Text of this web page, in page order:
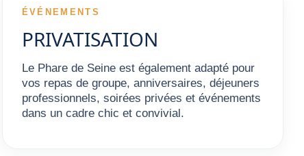
ÉVÉNEMENTS
PRIVATISATION
Le Phare de Seine est également adapté pour
vos repas de groupe, anniversaires, déjeuners
professionnels, soirées privées et événements
dans un cadre chic et convivial.